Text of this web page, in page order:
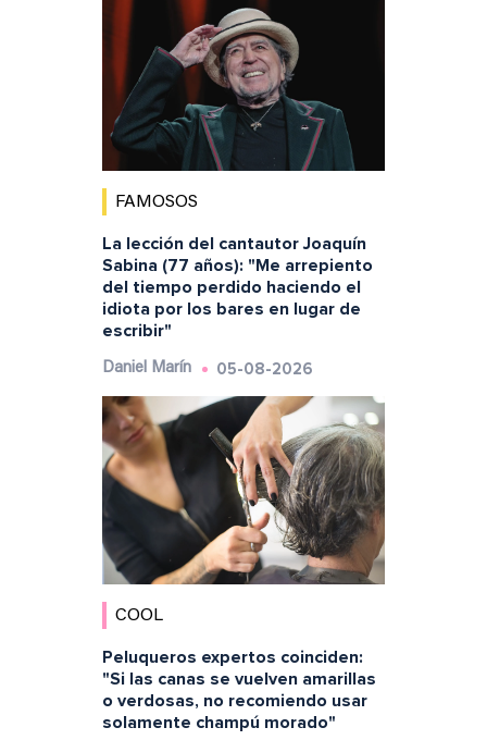
FAMOSOS
La lección del cantautor Joaquín
Sabina (77 años): "Me arrepiento
del tiempo perdido haciendo el
idiota por los bares en lugar de
escribir"
Daniel Marín 05-08-2026
COOL
Peluqueros expertos coinciden:
"Si las canas se vuelven amarillas
o verdosas, no recomiendo usar
solamente champú morado"